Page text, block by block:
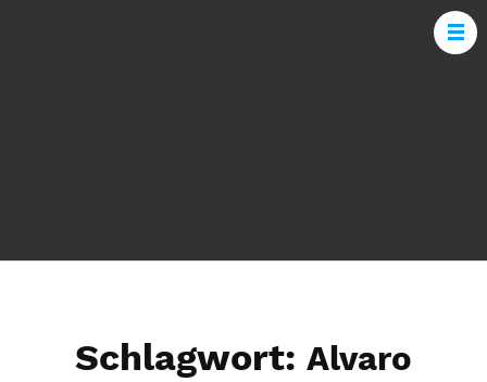
Schlagwort: Alvaro